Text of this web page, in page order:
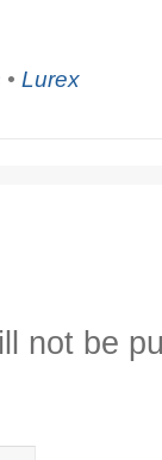
• Lurex
not be